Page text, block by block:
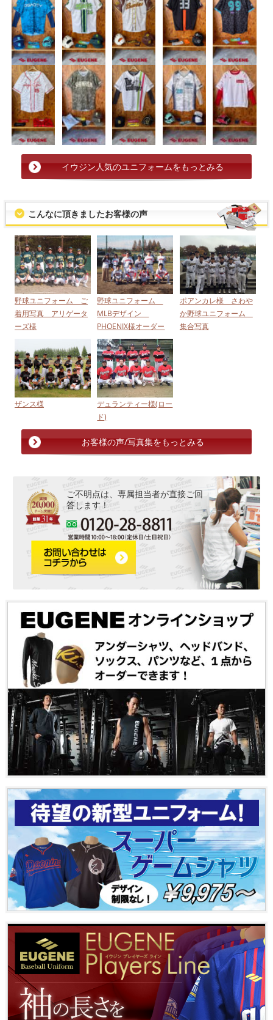
イウジン人気のユニフォームをもっとみる
こんなに頂きましたお客様の声
野球ユニフォーム ご
着用写真 アリゲータ
ーズ様
野球ユニフォーム
MLBデザイン
PHOENIX様オーダー
ポアンカレ様 さわや
か野球ユニフォーム
集合写真
ザンス様
デュランティー様(ロー
ド)
お客様の声/写真集をもっとみる
ご不明点は、専属担当者が直接ご回
答します！